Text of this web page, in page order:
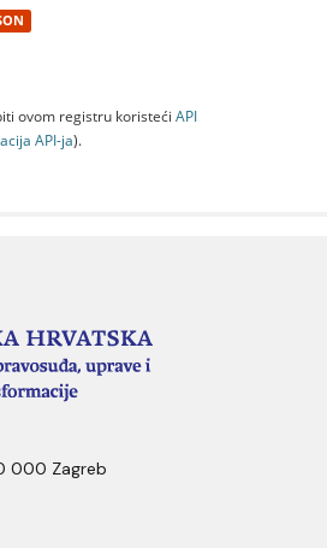
ovom registru koristeći API
API-jа).